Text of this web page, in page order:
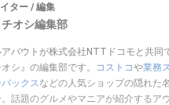
ター / 編集
チオシ編集部
バウトが株式会社NTTドコモと共同
シ』の編集部です。
コストコや業務
ックスなどの人気ショップの隠れた
話題のグルメやマニアが紹介するア